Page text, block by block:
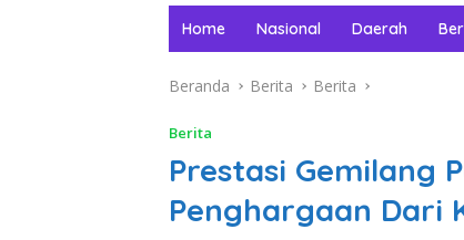
Home Nasional Daerah
Beranda Berita Berita
Berita
Prestasi Gemilang
Penghargaan Dari